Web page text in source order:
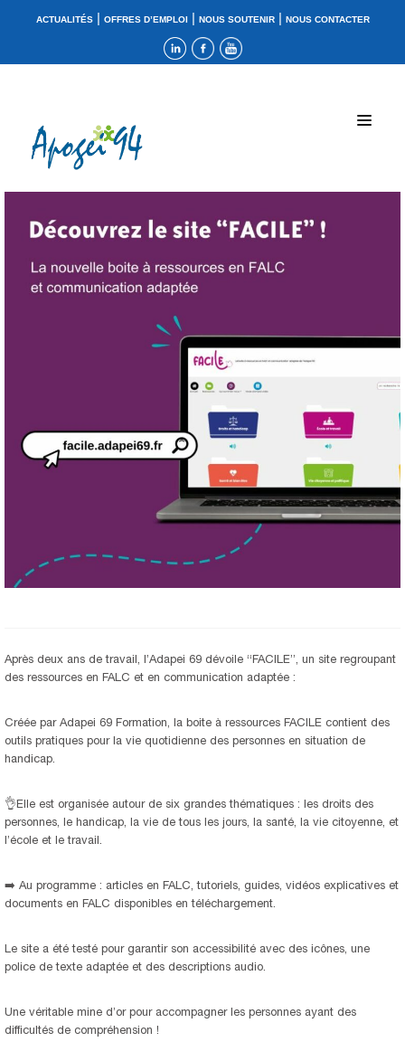
ACTUALITÉS| OFFRES D’EMPLOI| NOUS SOUTENIR| NOUS CONTACTER
Après deux ans de travail, l’Adapei 69 dévoile “FACILE”, un site regroupant
des ressources en FALC et en communication adaptée :
Créée par Adapei 69 Formation, la boite à ressources FACILE contient des
outils pratiques pour la vie quotidienne des personnes en situation de
handicap.
👌Elle est organisée autour de six grandes thématiques : les droits des
personnes, le handicap, la vie de tous les jours, la santé, la vie citoyenne, et
l’école et le travail.
➡️ Au programme : articles en FALC, tutoriels, guides, vidéos explicatives et
documents en FALC disponibles en téléchargement.
Le site a été testé pour garantir son accessibilité avec des icônes, une
police de texte adaptée et des descriptions audio.
Une véritable mine d’or pour accompagner les personnes ayant des
difficultés de compréhension !